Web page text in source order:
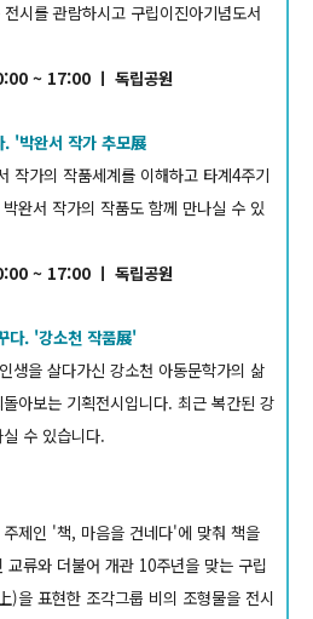
시를 관람하시고 구립이진아기념도서
~ 17:00 ㅣ 독립공원
'박완서 작가 추모展
작가의 작품세계를 이해하고 타계4주기
완서 작가의 작품도 함께 만나실 수 있
~ 17:00 ㅣ 독립공원
다. '강소천 작품展'
생을 살다가신 강소천 아동문학가의 삶
아보는 기획전시입니다. 최근 복간된 강
수 있습니다.
제인 '책, 마음을 건네다'에 맞춰 책을
교류와 더불어 개관 10주년을 맞는 구립
)을 표현한 조각그룹 비의 조형물을 전시